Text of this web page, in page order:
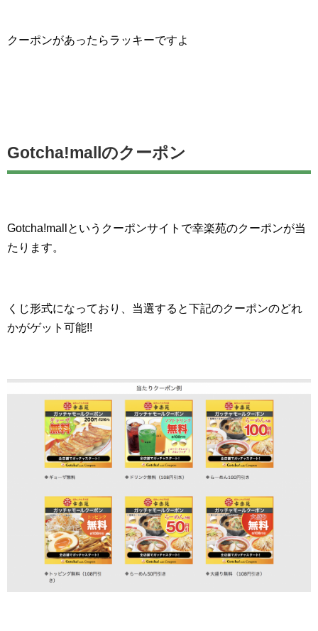
クーポンがあったらラッキーですよ
Gotcha!mallのクーポン
Gotcha!mallというクーポンサイトで幸楽苑のクーポンが当
たります。
くじ形式になっており、当選すると下記のクーポンのどれ
かがゲット可能!!